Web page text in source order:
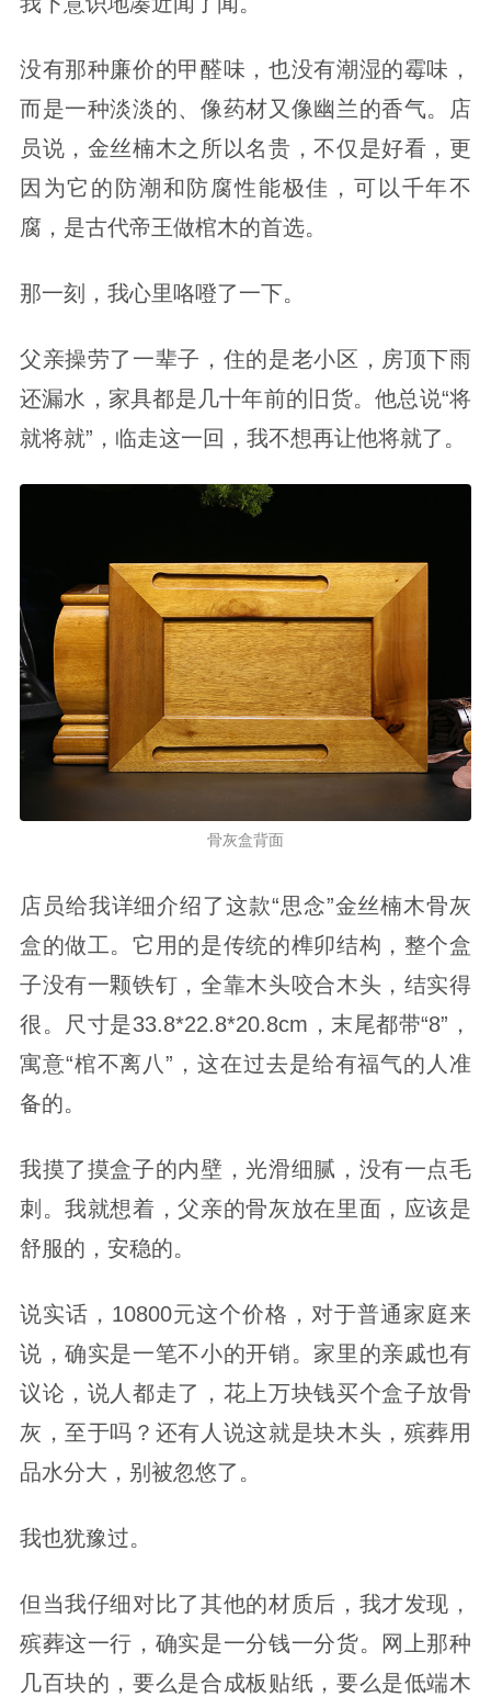
没有那种廉价的甲醛味，也没有潮湿的霉味，
而是一种淡淡的、像药材又像幽兰的香气。店
员说，金丝楠木之所以名贵，不仅是好看，更
因为它的防潮和防腐性能极佳，可以千年不
腐，是古代帝王做棺木的首选。
那一刻，我心里咯噔了一下。
父亲操劳了一辈子，住的是老小区，房顶下雨
还漏水，家具都是几十年前的旧货。他总说“将
就将就”，临走这一回，我不想再让他将就了。
骨灰盒背面
店员给我详细介绍了这款“思念”金丝楠木骨灰
盒的做工。它用的是传统的榫卯结构，整个盒
子没有一颗铁钉，全靠木头咬合木头，结实得
很。尺寸是33.8*22.8*20.8cm，末尾都带“8”，
寓意“棺不离八”，这在过去是给有福气的人准
备的。
我摸了摸盒子的内壁，光滑细腻，没有一点毛
刺。我就想着，父亲的骨灰放在里面，应该是
舒服的，安稳的。
说实话，10800元这个价格，对于普通家庭来
说，确实是一笔不小的开销。家里的亲戚也有
议论，说人都走了，花上万块钱买个盒子放骨
灰，至于吗？还有人说这就是块木头，殡葬用
品水分大，别被忽悠了。
我也犹豫过。
但当我仔细对比了其他的材质后，我才发现，
殡葬这一行，确实是一分钱一分货。网上那种
几百块的，要么是合成板贴纸，要么是低端木